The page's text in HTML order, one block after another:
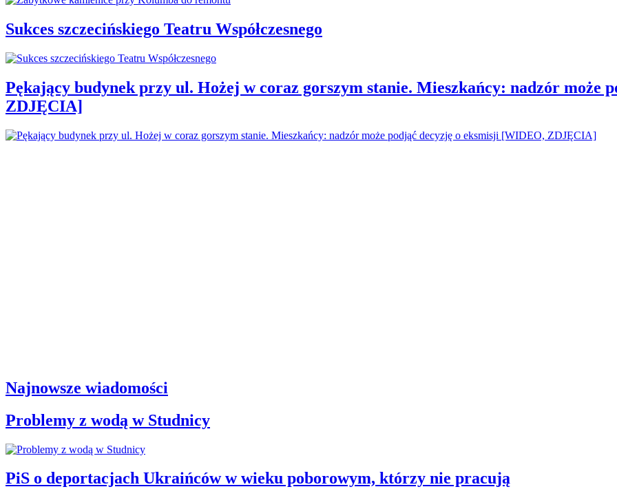
Sukces szczecińskiego Teatru Współczesnego
Pękający budynek przy ul. Hożej w coraz gorszym stanie. Mieszkańcy: nadzór może
ZDJĘCIA]
Najnowsze wiadomości
Problemy z wodą w Studnicy
PiS o deportacjach Ukraińców w wieku poborowym, którzy nie pracują